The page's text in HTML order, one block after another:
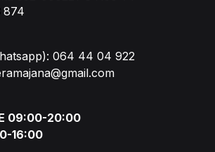
874
064 44 04 922
09:00-20:00
16:00